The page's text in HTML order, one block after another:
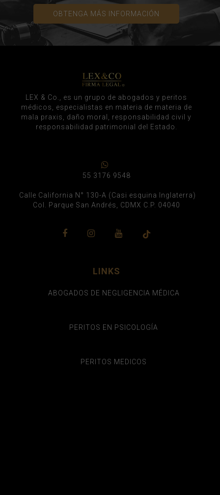
OBTENGA MÁS INFORMACIÓN
LEX & Co., es un grupo de abogados y peritos
médicos, especialistas en materia de materia de
mala praxis, daño moral, responsabilidad civil y
responsabilidad patrimonial del Estado.
55 3176 9548
Calle California N° 130-A (Casi esquina Inglaterra)
Col. Parque San Andrés, CDMX C.P. 04040
LINKS
ABOGADOS DE NEGLIGENCIA MÉDICA
PERITOS EN PSICOLOGÍA
PERITOS MEDICOS